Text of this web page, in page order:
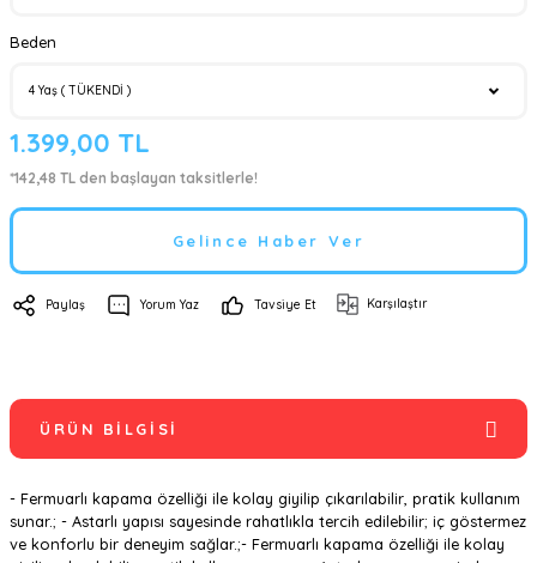
Beden
1.399,00 TL
*142,48 TL den başlayan taksitlerle!
Gelince Haber Ver
Paylaş Yorum Yaz Tavsiye Et Karşılaştır
ÜRÜN BILGISI
- Fermuarlı kapama özelliği ile kolay giyilip çıkarılabilir, pratik kullanım
sunar.; - Astarlı yapısı sayesinde rahatlıkla tercih edilebilir; iç göstermez
ve konforlu bir deneyim sağlar.;- Fermuarlı kapama özelliği ile kolay